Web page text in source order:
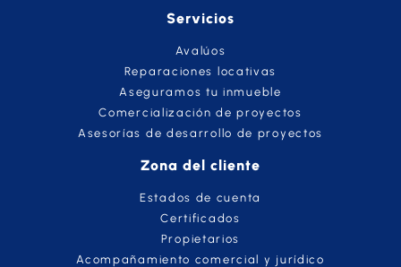
Servicios
Avalúos
Reparaciones locativas
Aseguramos tu inmueble
Comercialización de proyectos
Asesorías de desarrollo de proyectos
Zona del cliente
Estados de cuenta
Certificados
Propietarios
Acompañamiento comercial y jurídico